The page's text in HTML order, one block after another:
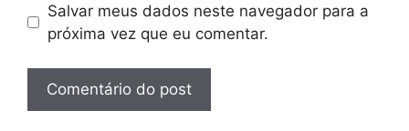
Salvar meus dados neste navegador para a
próxima vez que eu comentar.